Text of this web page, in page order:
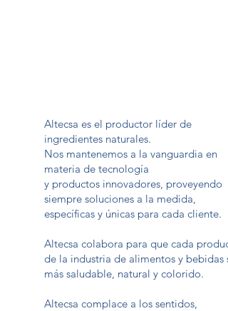
Altecsa es el productor líder de
ingredientes naturales.
Nos mantenemos a la vanguardia en
materia de tecnología
y productos innovadores, proveyendo
siempre soluciones a la medida,
específicas y únicas para cada cliente.
Altecsa colabora para que cada
de la industria de alimentos y bebidas
más saludable, natural y colorido.
Altecsa complace a los sentidos,